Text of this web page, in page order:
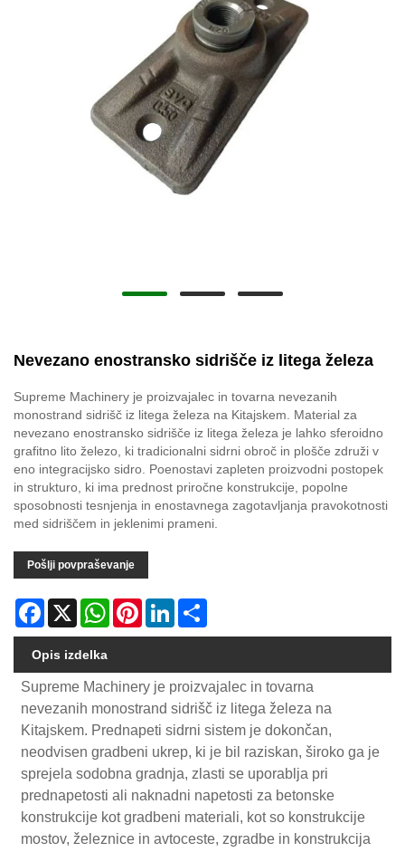
Nevezano enostransko sidrišče iz litega železa
Supreme Machinery je proizvajalec in tovarna nevezanih
monostrand sidrišč iz litega železa na Kitajskem. Material za
nevezano enostransko sidrišče iz litega železa je lahko sferoidno
grafitno lito železo, ki tradicionalni sidrni obroč in plošče združi v
eno integracijsko sidro. Poenostavi zapleten proizvodni postopek
in strukturo, ki ima prednost priročne konstrukcije, popolne
sposobnosti tesnjenja in enostavnega zagotavljanja pravokotnosti
med sidriščem in jeklenimi prameni.
Pošlji povpraševanje
Facebook
X WhatsAppPinterestLinkedIn
Opis izdelka
Supreme Machinery je proizvajalec in tovarna
nevezanih monostrand sidrišč iz litega železa na
Kitajskem. Prednapeti sidrni sistem je dokončan,
neodvisen gradbeni ukrep, ki je bil raziskan, široko ga je
sprejela sodobna gradnja, zlasti se uporablja pri
prednapetosti ali naknadni napetosti za betonske
konstrukcije kot gradbeni materiali, kot so konstrukcije
mostov, železnice in avtoceste, zgradbe in konstrukcija